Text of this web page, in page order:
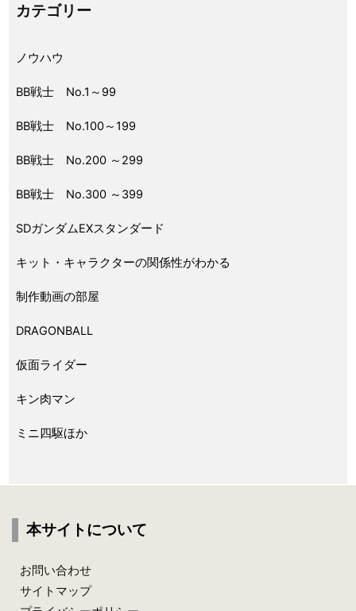
カテゴリー
ノウハウ
BB戦士 No.1～99
BB戦士 No.100～199
BB戦士 No.200 ～299
BB戦士 No.300 ～399
SDガンダムEXスタンダード
キット・キャラクターの関係性がわかる
制作動画の部屋
DRAGONBALL
仮面ライダー
キン肉マン
ミニ四駆ほか
本サイトについて
お問い合わせ
サイトマップ